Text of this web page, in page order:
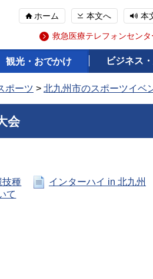
ホーム 本文へ 本
救急医療テレフォンセンタ
観光・おでかけ ビジネス
ポーツ > 北九州市のスポーツイベ
会
技種
て
インターハイ in 北九州